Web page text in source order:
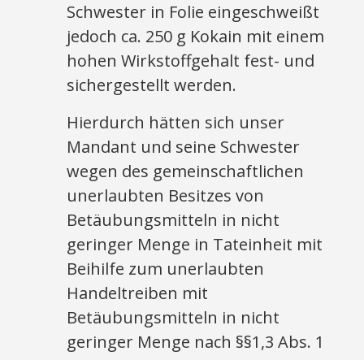
Schwester in Folie eingeschweißt
jedoch ca. 250 g Kokain mit einem
hohen Wirkstoffgehalt fest- und
sichergestellt werden.
Hierdurch hätten sich unser
Mandant und seine Schwester
wegen des gemeinschaftlichen
unerlaubten Besitzes von
Betäubungsmitteln in nicht
geringer Menge in Tateinheit mit
Beihilfe zum unerlaubten
Handeltreiben mit
Betäubungsmitteln in nicht
geringer Menge nach §§1,3 Abs. 1